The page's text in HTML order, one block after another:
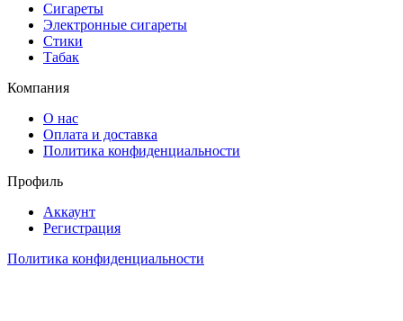
Сигареты
Электронные сигареты
Стики
Табак
Компания
О нас
Оплата и доставка
Политика конфиденциальности
Профиль
Аккаунт
Регистрация
Политика конфиденциальности